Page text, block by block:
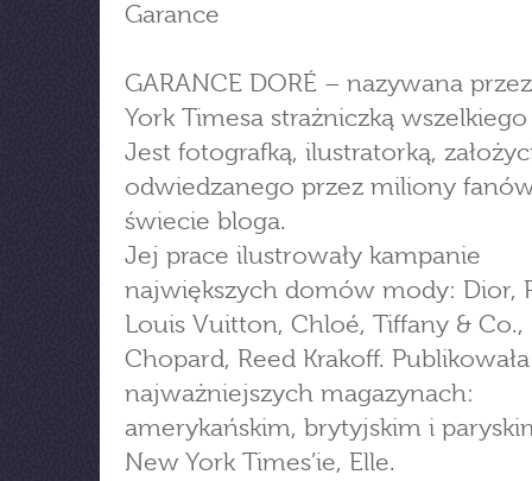
Garance
GARANCE DORÉ – nazywana
York Timesa strażniczką
Jest fotografką, ilustratorką,
odwiedzanego przez miliony
świecie bloga.
Jej prace ilustrowały kampanie
największych domów mody: Dior,
Louis Vuitton, Chloé, Tiffany & Co.,
Chopard, Reed Krakoff.
najważniejszych magazynach:
amerykańskim, brytyjskim i
New York Times’ie, Elle.